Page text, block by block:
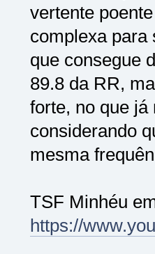
vertente
complexa para
que consegue
89.8 da RR,
forte, no que já
considerando
mesma
TSF Minhéu
https://